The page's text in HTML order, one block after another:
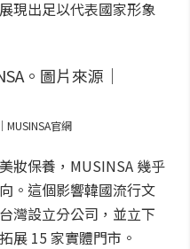
現出足以代表國家形象
MUSINSA官網
妝保養，MUSINSA 幾乎
。這個影響韓國流行文
灣設立分公司，並立下
展 15 家實體門市。